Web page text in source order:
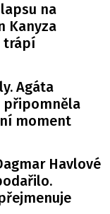
na
Kanyza
trápí
Agáta
připomněla
moment
Havlové